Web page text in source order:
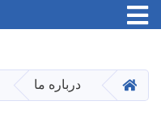
navigation
HOME درباره ما